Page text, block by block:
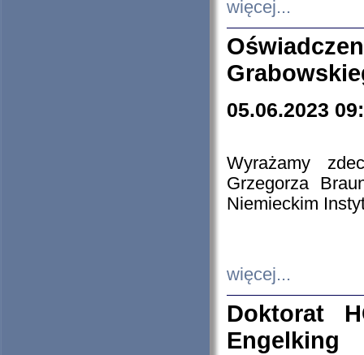
więcej...
05.06.2023
Wyrażamy
Grzegorza
Niemieckim
więcej...
Doktorat
Engelking